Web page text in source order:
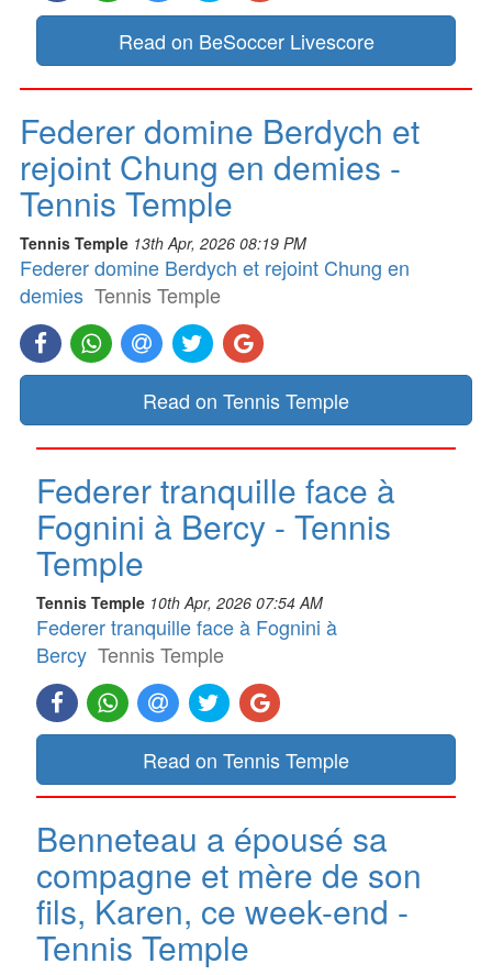
Read on BeSoccer Livescore
Federer domine Berdych et
rejoint Chung en demies -
Tennis Temple
Tennis Temple 13th Apr, 2026 08:19 PM
Federer domine Berdych et rejoint Chung en
demies Tennis Temple
Read on Tennis Temple
Federer tranquille face à
Fognini à Bercy - Tennis
Temple
Tennis Temple 10th Apr, 2026 07:54 AM
Federer tranquille face à Fognini à
Bercy Tennis Temple
Read on Tennis Temple
Benneteau a épousé sa
compagne et mère de son
fils, Karen, ce week-end -
Tennis Temple